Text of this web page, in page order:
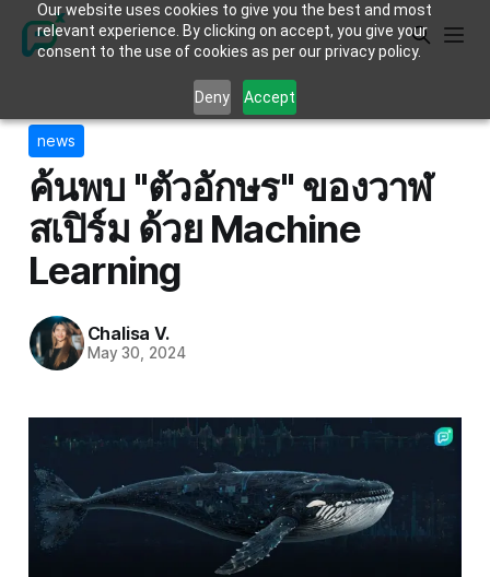
Our website uses cookies to give you the best and most
relevant experience. By clicking on accept, you give your
consent to the use of cookies as per our privacy policy.
Deny Accept
news
ค้นพบ "ตัวอักษร" ของวาฬ
สเปิร์ม ด้วย Machine
Learning
Chalisa V.
May 30, 2024